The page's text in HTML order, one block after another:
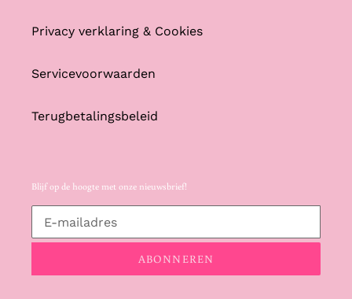
Privacy verklaring & Cookies
Servicevoorwaarden
Terugbetalingsbeleid
Blijf op de hoogte met onze nieuwsbrief!
ABONNEREN